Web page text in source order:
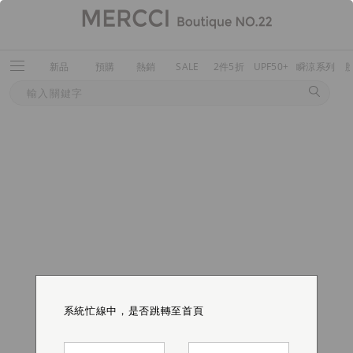
新品 預購 熱銷 SALE 2件5折 UPF50+ 瞬涼系列
系統忙線中，是否跳轉至首頁
系統忙線中，是否跳轉至首頁
系統忙線中，是否跳轉至首頁
系統忙線中，是否跳轉至首頁
系統忙線中，是否跳轉至首頁